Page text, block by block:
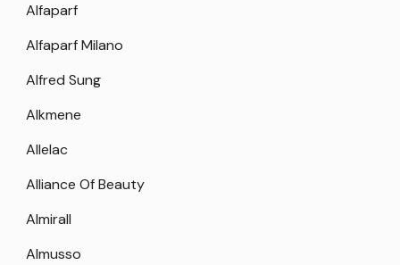
Alfaparf
Alfaparf Milano
Alfred Sung
Alkmene
Allelac
Alliance Of Beauty
Almirall
Almusso